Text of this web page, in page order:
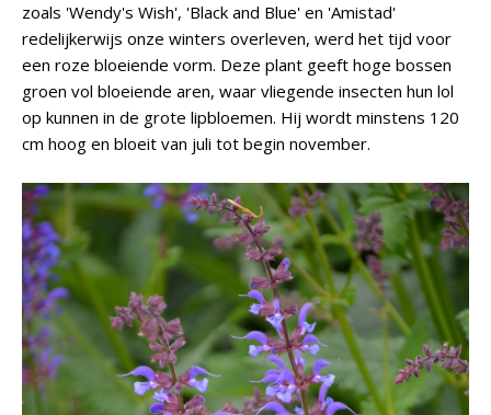
zoals 'Wendy's Wish', 'Black and Blue' en 'Amistad'
redelijkerwijs onze winters overleven, werd het tijd voor
een roze bloeiende vorm. Deze plant geeft hoge bossen
groen vol bloeiende aren, waar vliegende insecten hun lol
op kunnen in de grote lipbloemen. Hij wordt minstens 120
cm hoog en bloeit van juli tot begin november.